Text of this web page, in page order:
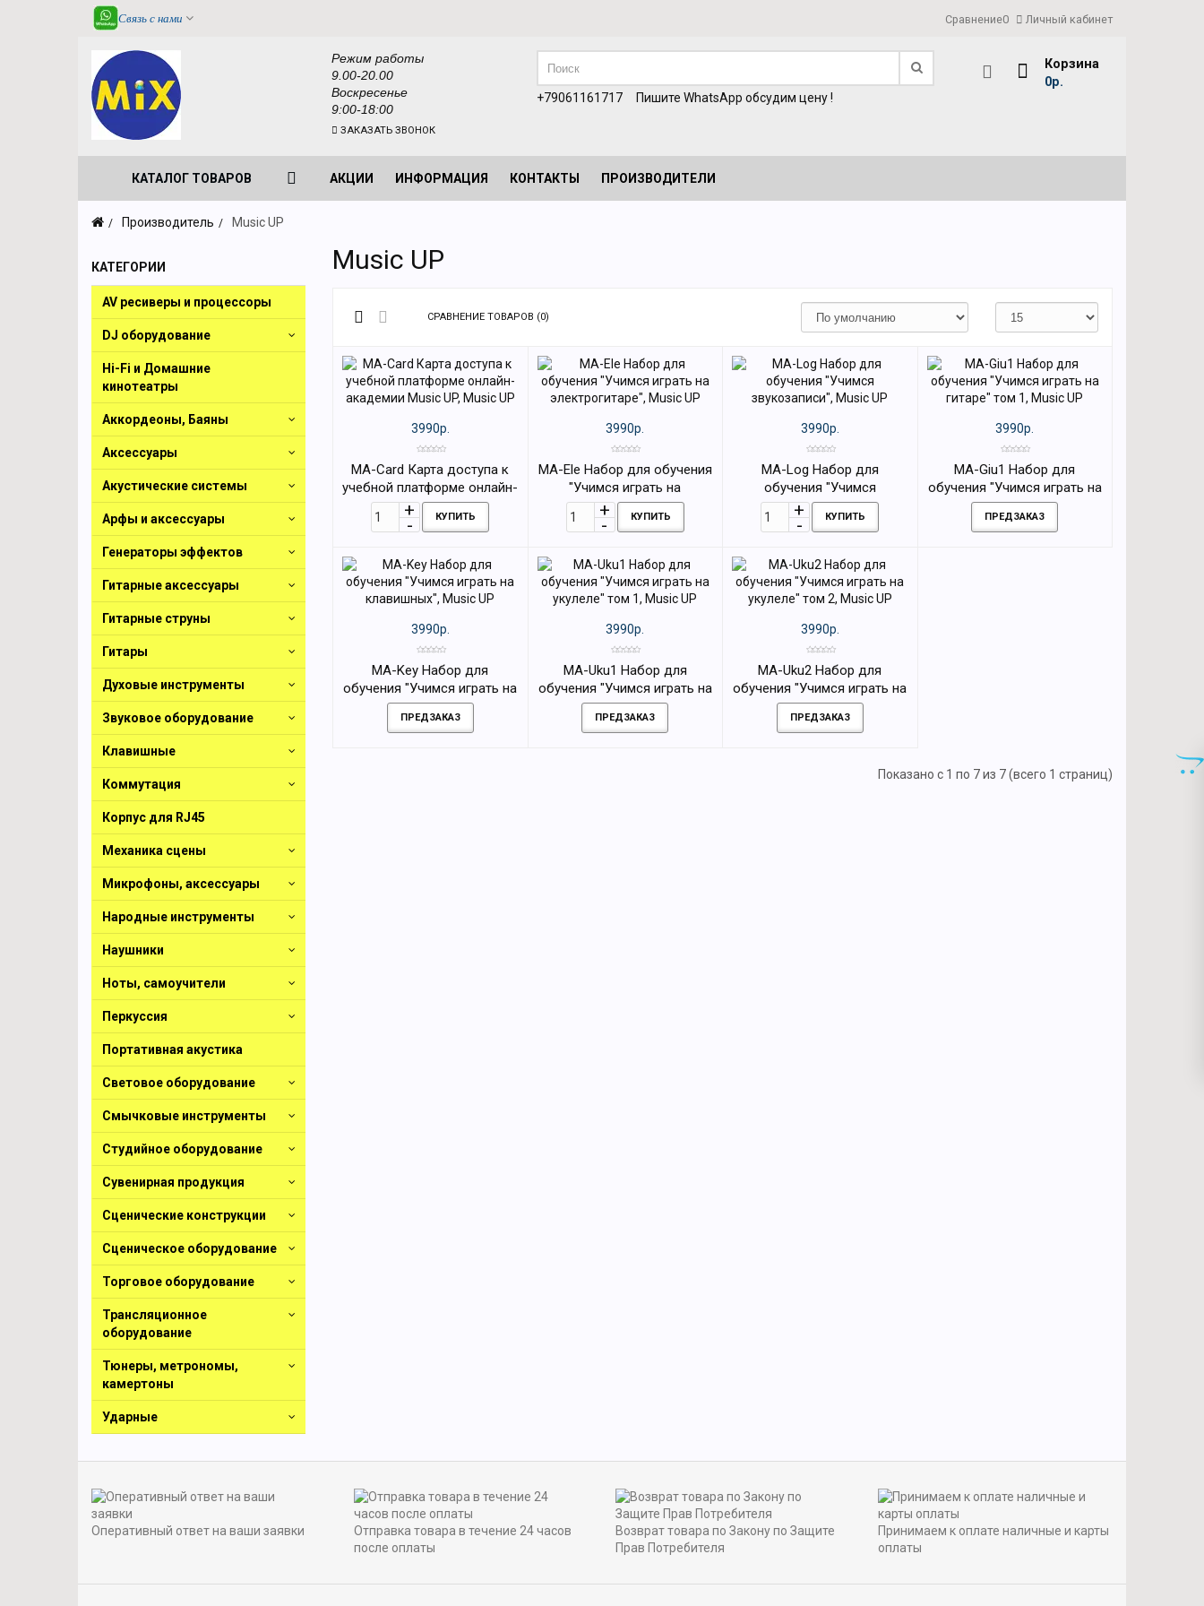
Связь с нами Сравнение0 Личный кабинет
Корзина
0р.
Режим работы
9.00-20.00
Воскресенье
9:00-18:00
ЗАКАЗАТЬ ЗВОНОК
+79061161717 Пишите WhatsApp обсудим цену !
КАТАЛОГ ТОВАРОВ АКЦИИ ИНФОРМАЦИЯ КОНТАКТЫ ПРОИЗВОДИТЕЛИ
Производитель Music UP
КАТЕГОРИИ
AV ресиверы и процессоры
DJ оборудование
Hi-Fi и Домашние
кинотеатры
Аккордеоны, Баяны
Аксессуары
Акустические системы
Арфы и аксессуары
Генераторы эффектов
Гитарные аксессуары
Гитарные струны
Гитары
Духовые инструменты
Звуковое оборудование
Клавишные
Коммутация
Корпус для RJ45
Механика сцены
Микрофоны, аксессуары
Народные инструменты
Наушники
Ноты, самоучители
Перкуссия
Портативная акустика
Световое оборудование
Смычковые инструменты
Студийное оборудование
Сувенирная продукция
Сценические конструкции
Сценическое оборудование
Торговое оборудование
Трансляционное
оборудование
Тюнеры, метрономы,
камертоны
Ударные
Music UP
СРАВНЕНИЕ ТОВАРОВ (0)
3990р.
MA-Card Карта доступа к
учебной платформе онлайн-
академии Music UP, Music
UPКУПИТЬ
3990р.
MA-Ele Набор для обучения
"Учимся играть на
электрогитаре", Music UP
КУПИТЬ
3990р.
MA-Log Набор для
обучения "Учимся
звукозаписи", Music UP
КУПИТЬ
3990р.
MA-Giu1 Набор для
обучения "Учимся играть на
гитаре" том 1, Music UP
ПРЕДЗАКАЗ
3990р.
MA-Key Набор для
обучения "Учимся играть на
клавишных", Music UP
ПРЕДЗАКАЗ
3990р.
MA-Uku1 Набор для
обучения "Учимся играть на
укулеле" том 1, Music UP
ПРЕДЗАКАЗ
3990р.
MA-Uku2 Набор для
обучения "Учимся играть на
укулеле" том 2, Music UP
ПРЕДЗАКАЗ
Показано с 1 по 7 из 7 (всего 1 страниц)
Оперативный ответ на ваши заявки
Отправка товара в течение 24 часов
после оплаты
Возврат товара по Закону по Защите
Прав Потребителя
Принимаем к оплате наличные и карты
оплаты